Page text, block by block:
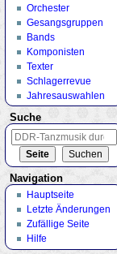
Orchester
Gesangsgruppen
Bands
Komponisten
Texter
Schlagerrevue
Jahresauswahlen
Suche
Navigation
Hauptseite
Letzte Änderungen
Zufällige Seite
Hilfe